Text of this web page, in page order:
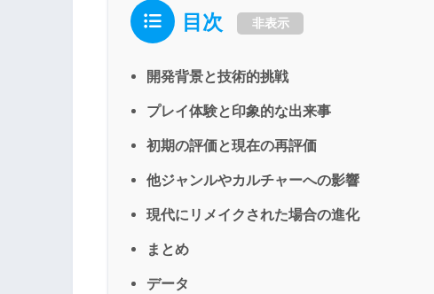
目次 非表示
開発背景と技術的挑戦
プレイ体験と印象的な出来事
初期の評価と現在の再評価
他ジャンルやカルチャーへの影響
現代にリメイクされた場合の進化
まとめ
データ